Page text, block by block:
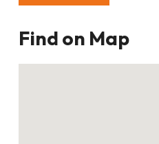
Find on Map